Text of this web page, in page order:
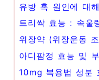
유방 혹 원인에 대
트리싹 효능 : 속울
위장약 (위장운동
아디팜정 효능 및
10mg 복용법 성분